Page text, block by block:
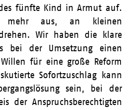
fünfte Kind in Armut auf.
mehr aus, an kleinen
Wir haben die klare
bei der Umsetzung einen
für eine große Reform
Sofortzuschlag kann
sein, bei der
der Anspruchsberechtigten